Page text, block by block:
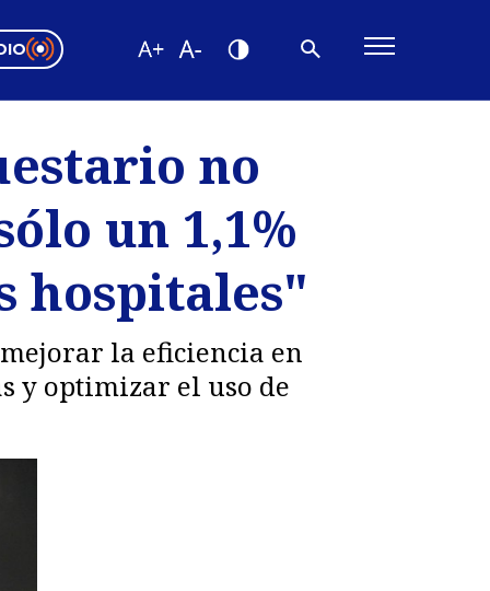
no
un 1,1%
hospitales"
la eficiencia en
y optimizar el uso de